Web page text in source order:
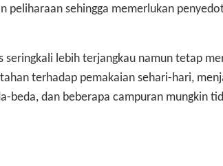
sehingga memerlukan
seringkali lebih terjangkau namun tetap
terhadap pemakaian sehari-hari,
beda, dan beberapa campuran mungkin